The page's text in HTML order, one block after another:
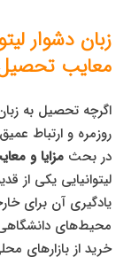
زبان دشوار
معایب تحصیل
اگرچه تحصیل به
روزمره و ارتباط
در بحثمزایا و
لیتوانیایی یکی از
یادگیری آن برای
محیط‌های دانشگاهی
خرید از بازارهای